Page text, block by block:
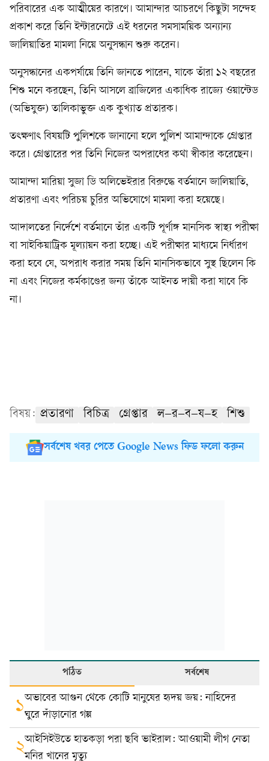
পরিবারের এক আত্মীয়ের কারণে। আমান্দার আচরণে কিছুটা সন্দেহ
প্রকাশ করে তিনি ইন্টারনেটে এই ধরনের সমসাময়িক অন্যান্য
জালিয়াতির মামলা নিয়ে অনুসন্ধান শুরু করেন।
অনুসন্ধানের একপর্যায়ে তিনি জানতে পারেন, যাকে তাঁরা ১২ বছরের
শিশু মনে করছেন, তিনি আসলে ব্রাজিলের একাধিক রাজ্যে ওয়ান্টেড
(অভিযুক্ত) তালিকাভুক্ত এক কুখ্যাত প্রতারক।
তৎক্ষণাৎ বিষয়টি পুলিশকে জানানো হলে পুলিশ আমান্দাকে গ্রেপ্তার
করে। গ্রেপ্তারের পর তিনি নিজের অপরাধের কথা স্বীকার করেছেন।
আমান্দা মারিয়া সুজা ডি অলিভেইরার বিরুদ্ধে বর্তমানে জালিয়াতি,
প্রতারণা এবং পরিচয় চুরির অভিযোগে মামলা করা হয়েছে।
আদালতের নির্দেশে বর্তমানে তাঁর একটি পূর্ণাঙ্গ মানসিক স্বাস্থ্য পরীক্ষা
বা সাইকিয়াট্রিক মূল্যায়ন করা হচ্ছে। এই পরীক্ষার মাধ্যমে নির্ধারণ
করা হবে যে, অপরাধ করার সময় তিনি মানসিকভাবে সুস্থ ছিলেন কি
না এবং নিজের কর্মকাণ্ডের জন্য তাঁকে আইনত দায়ী করা যাবে কি
না।
বিষয়: প্রতারণা বিচিত্র গ্রেপ্তার ল–র–ব–য–হ শিশু
সর্বশেষ খবর পেতে Google News ফিড ফলো করুন
পঠিত সর্বশেষ
১অভাবের আগুন থেকে কোটি মানুষের হৃদয় জয়: নাহিদের
ঘুরে দাঁড়ানোর গল্প
২আইসিইউতে হাতকড়া পরা ছবি ভাইরাল: আওয়ামী লীগ নেতা
মনির খানের মৃত্যু